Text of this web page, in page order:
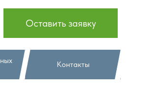
Оставить заявку
Контакты